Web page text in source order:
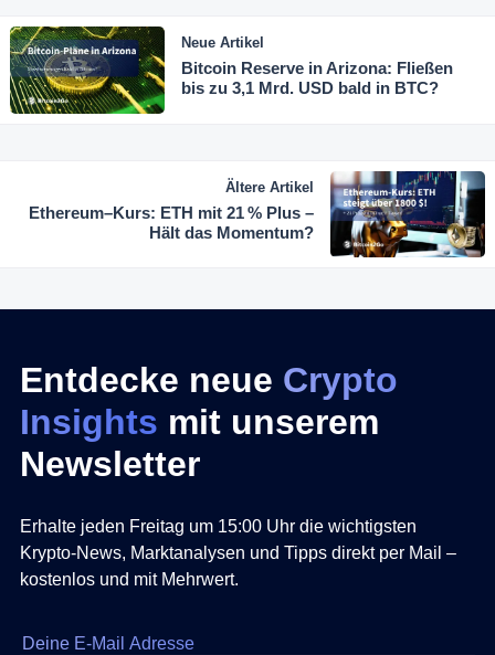
Neue Artikel
Bitcoin Reserve in Arizona: Fließen
bis zu 3,1 Mrd. USD bald in BTC?
Ältere Artikel
Ethereum–Kurs: ETH mit 21 % Plus –
Hält das Momentum?
Entdecke neue Crypto
Insights mit unserem
Newsletter
Erhalte jeden Freitag um 15:00 Uhr die wichtigsten
Krypto-News, Marktanalysen und Tipps direkt per Mail –
kostenlos und mit Mehrwert.